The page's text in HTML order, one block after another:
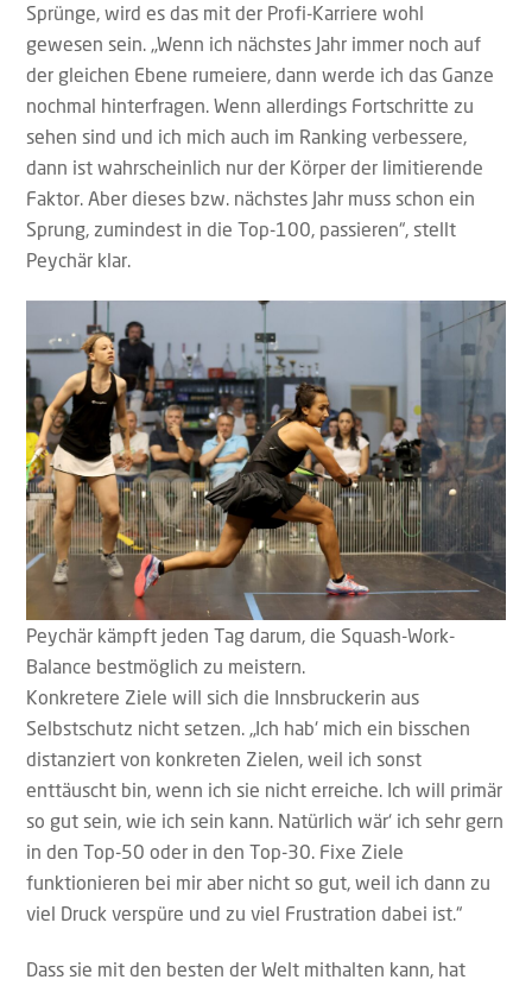
Sprünge, wird es das mit der Profi-Karriere wohl
gewesen sein. „Wenn ich nächstes Jahr immer noch auf
der gleichen Ebene rumeiere, dann werde ich das Ganze
nochmal hinterfragen. Wenn allerdings Fortschritte zu
sehen sind und ich mich auch im Ranking verbessere,
dann ist wahrscheinlich nur der Körper der limitierende
Faktor. Aber dieses bzw. nächstes Jahr muss schon ein
Sprung, zumindest in die Top-100, passieren“, stellt
Peychär klar.
Peychär kämpft jeden Tag darum, die Squash-Work-
Balance bestmöglich zu meistern.
Konkretere Ziele will sich die Innsbruckerin aus
Selbstschutz nicht setzen. „Ich hab‘ mich ein bisschen
distanziert von konkreten Zielen, weil ich sonst
enttäuscht bin, wenn ich sie nicht erreiche. Ich will primär
so gut sein, wie ich sein kann. Natürlich wär‘ ich sehr gern
in den Top-50 oder in den Top-30. Fixe Ziele
funktionieren bei mir aber nicht so gut, weil ich dann zu
viel Druck verspüre und zu viel Frustration dabei ist.“
Dass sie mit den besten der Welt mithalten kann, hat